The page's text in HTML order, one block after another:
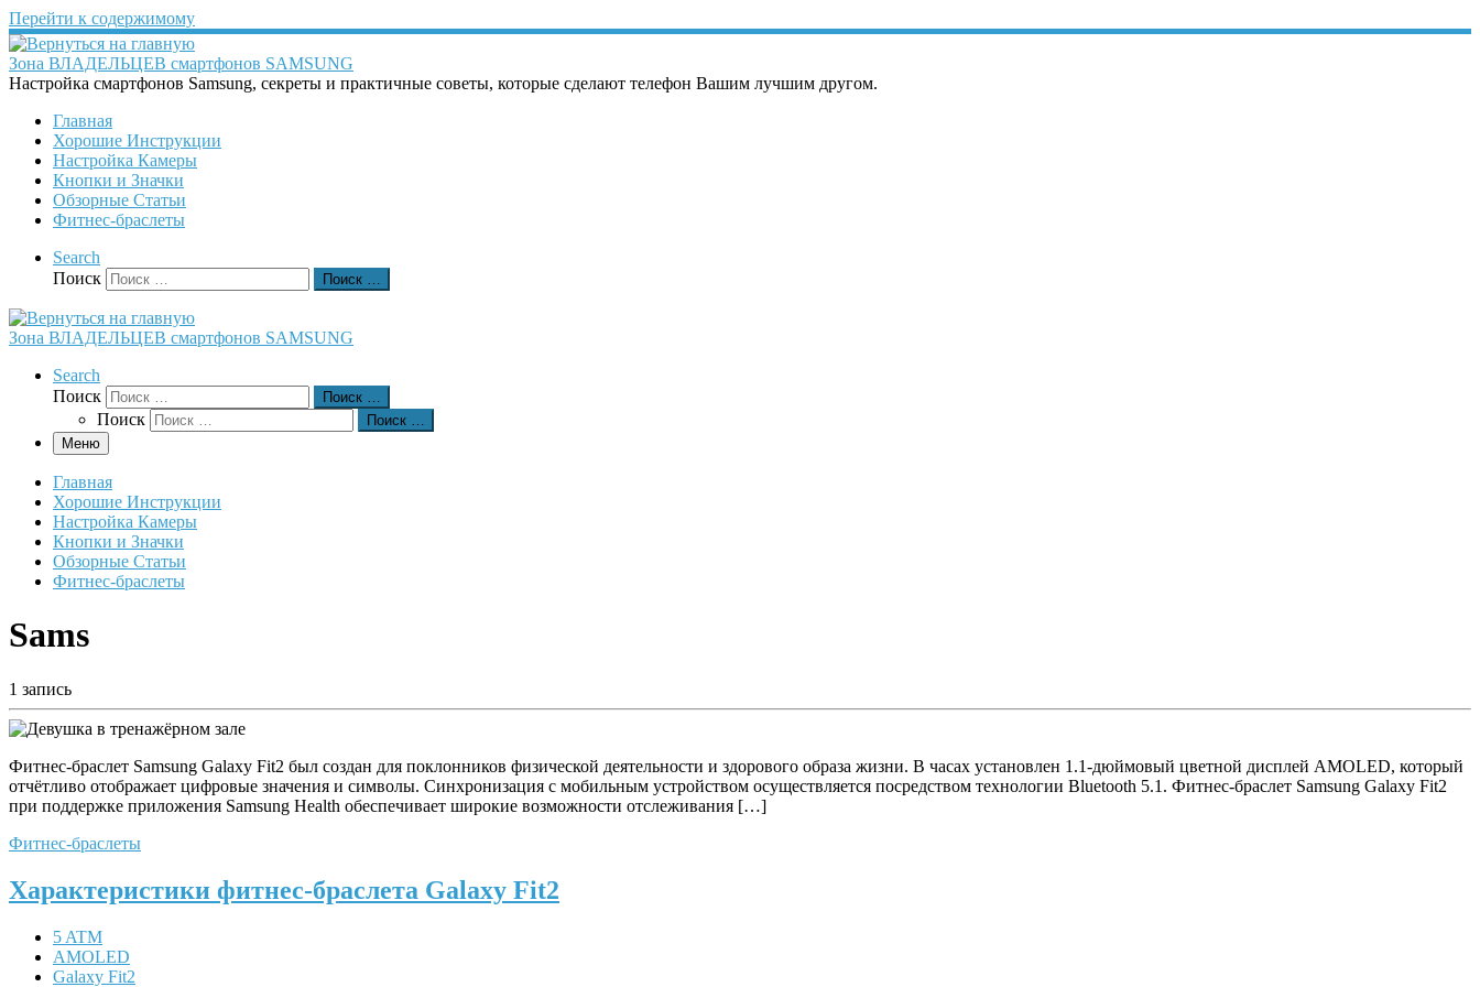
Перейти к содержимому
Зона ВЛАДЕЛЬЦЕВ смартфонов SAMSUNG
Настройка смартфонов Samsung, секреты и практичные советы, которые сделают телефон Вашим лучшим другом.
Главная
Хорошие Инструкции
Настройка Камеры
Кнопки и Значки
Обзорные Статьи
Фитнес-браслеты
Search
Поиск
Поиск …
Зона ВЛАДЕЛЬЦЕВ смартфонов SAMSUNG
Search
Поиск
Поиск …
Поиск
Поиск …
Меню
Главная
Хорошие Инструкции
Настройка Камеры
Кнопки и Значки
Обзорные Статьи
Фитнес-браслеты
Sams
1 запись
Фитнес-браслет Samsung Galaxy Fit2 был создан для поклонников физической деятельности и здорового образа жизни. В часах установлен 1.1-дюймовый цветной дисплей AMOLED, который
отчётливо отображает цифровые значения и символы. Синхронизация с мобильным устройством осуществляется посредством технологии Bluetooth 5.1. Фитнес-браслет Samsung Galaxy Fit2
при поддержке приложения Samsung Health обеспечивает широкие возможности отслеживания […]
Фитнес-браслеты
Характеристики фитнес-браслета Galaxy Fit2
5 ATM
AMOLED
Galaxy Fit2